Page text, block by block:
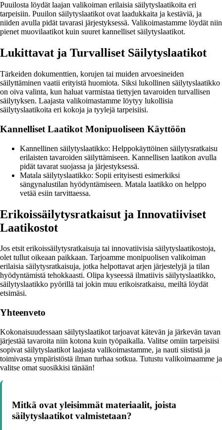
Puuilosta löydät laajan valikoiman erilaisia säilytyslaatikoita eri
tarpeisiin. Puuilon säilytyslaatikot ovat laadukkaita ja kestäviä, ja
niiden avulla pidät tavarasi järjestyksessä. Valikoimastamme löydät niin
pienet muovilaatikot kuin suuret kannelliset säilytyslaatikot.
Lukittavat ja Turvalliset Säilytyslaatikot
Tärkeiden dokumenttien, korujen tai muiden arvoesineiden
säilyttäminen vaatii erityistä huomiota. Siksi lukollinen säilytyslaatikko
on oiva valinta, kun haluat varmistaa tiettyjen tavaroiden turvallisen
säilytyksen. Laajasta valikoimastamme löytyy lukollisia
säilytyslaatikoita eri kokoja ja tyylejä tarpeisiisi.
Kannelliset Laatikot Monipuoliseen Käyttöön
Kannellinen säilytyslaatikko: Helppokäyttöinen säilytysratkaisu
erilaisten tavaroiden säilyttämiseen. Kannellisen laatikon avulla
pidät tavarat suojassa ja järjestyksessä.
Matala säilytyslaatikko: Sopii erityisesti esimerkiksi
sängynalustilan hyödyntämiseen. Matala laatikko on helppo
vetää esiin tarvittaessa.
Erikoissäilytysratkaisut ja Innovatiiviset
Laatikostot
Jos etsit erikoissäilytysratkaisuja tai innovatiivisia säilytyslaatikostoja,
olet tullut oikeaan paikkaan. Tarjoamme monipuolisen valikoiman
erilaisia säilytysratkaisuja, jotka helpottavat arjen järjestelyjä ja tilan
hyödyntämistä tehokkaasti. Olipa kyseessä ilmatiivis säilytyslaatikko,
säilytyslaatikko pyörillä tai jokin muu erikoisratkaisu, meiltä löydät
etsimäsi.
Yhteenveto
Kokonaisuudessaan säilytyslaatikot tarjoavat kätevän ja järkevän tavan
järjestää tavaroita niin kotona kuin työpaikalla. Valitse omiin tarpeisiisi
sopivat säilytyslaatikot laajasta valikoimastamme, ja nauti siististä ja
toimivasta ympäristöstä ilman turhaa sotkua. Tutustu valikoimaamme ja
valitse omat suosikkisi tänään!
Mitkä ovat yleisimmät materiaalit, joista
säilytyslaatikot valmistetaan?